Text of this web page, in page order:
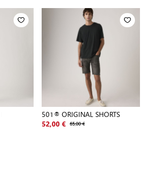
501® ORIGINAL SHORTS
52,00 € 65,00 €